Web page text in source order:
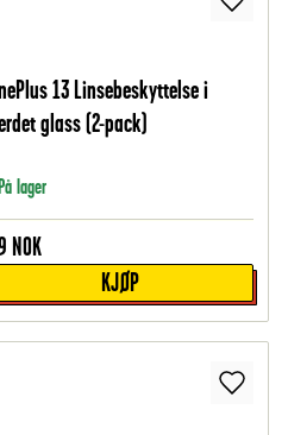
13 Linsebeskyttelse i
glass (2-pack)
lager
NOK
KJØP